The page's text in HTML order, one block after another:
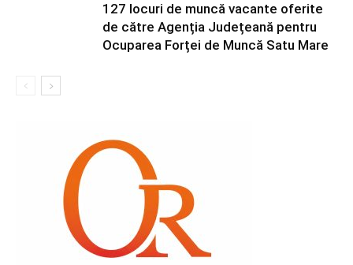
127 locuri de muncă vacante oferite
de către Agenția Județeană pentru
Ocuparea Forței de Muncă Satu Mare